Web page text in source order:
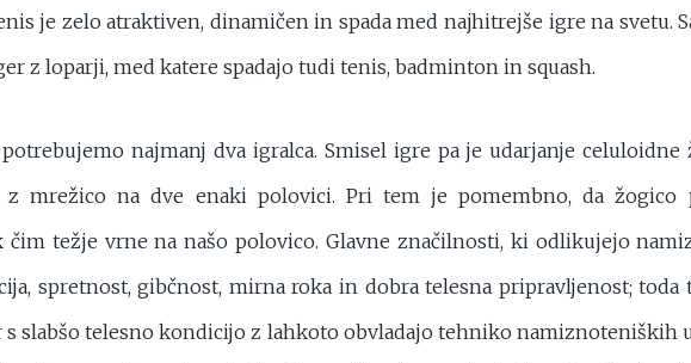
je zelo atraktiven, dinamičen in spada med najhitrejše igre na svetu.
z loparji, med katere spadajo tudi tenis, badminton in squash.
najmanj dva igralca. Smisel igre pa je udarjanje
z mrežico na dve enaki polovici. Pri tem je pomembno, da žogico
čim težje vrne na našo polovico. Glavne značilnosti, ki odlikujejo
spretnost, gibčnost, mirna roka in dobra telesna pripravljenost;
slabšo telesno kondicijo z lahkoto obvladajo tehniko namiznoteniških